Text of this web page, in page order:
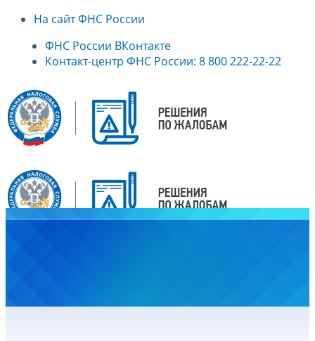
На сайт ФНС России
ФНС России ВКонтакте
Контакт-центр ФНС России: 8 800 222-22-22